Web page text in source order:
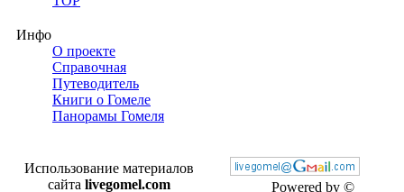
Инфо
О проекте
Справочная
Путеводитель
Книги о Гомеле
Панорамы Гомеля
Powered by ©
Использование материалов
сайта livegomel.com